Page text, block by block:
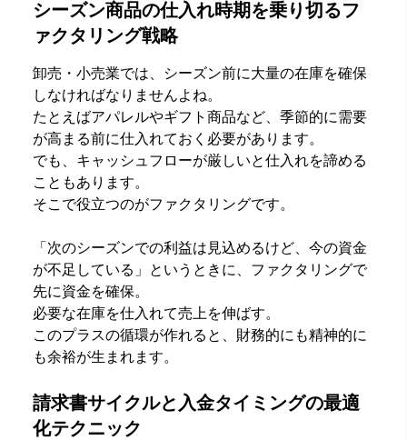
シーズン商品の仕入れ時期を乗り切るフ
ァクタリング戦略
卸売・小売業では、シーズン前に大量の在庫を確保
しなければなりませんよね。
たとえばアパレルやギフト商品など、季節的に需要
が高まる前に仕入れておく必要があります。
でも、キャッシュフローが厳しいと仕入れを諦める
こともあります。
そこで役立つのがファクタリングです。
「次のシーズンでの利益は見込めるけど、今の資金
が不足している」というときに、ファクタリングで
先に資金を確保。
必要な在庫を仕入れて売上を伸ばす。
このプラスの循環が作れると、財務的にも精神的に
も余裕が生まれます。
請求書サイクルと入金タイミングの最適
化テクニック